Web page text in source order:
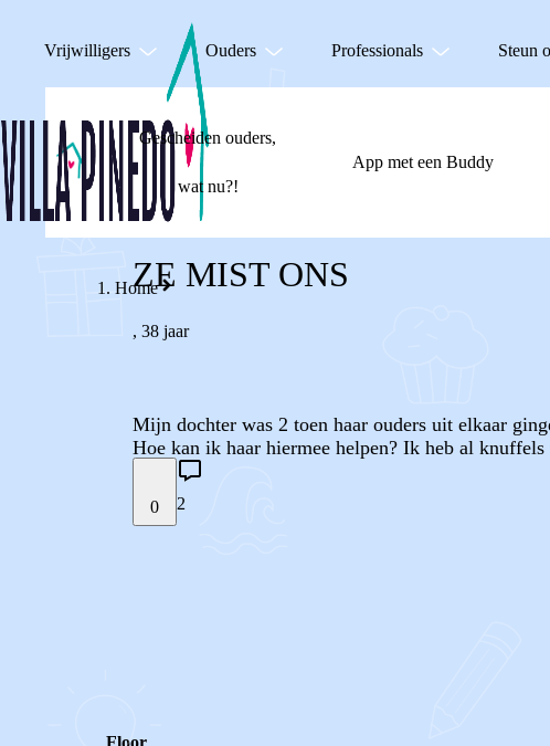
Vrijwilligers Ouders Professionals Steun
Gescheiden ouders,
wat nu?!
App met een Buddy
Home
ZE MIST ONS
, 38 jaar
Mijn dochter was 2 toen haar ouders uit elkaar
Hoe kan ik haar hiermee helpen? Ik heb al
0 2
Floor